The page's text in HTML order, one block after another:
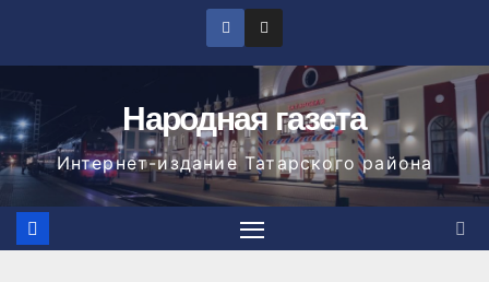
Народная газета
Интернет-издание Татарского района